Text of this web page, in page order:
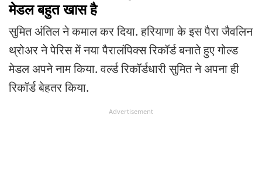
मेडल बहुत खास है
सुमित अंतिल ने कमाल कर दिया. हरियाणा के इस पैरा जैवलिन
थ्रोअर ने पेरिस में नया पैरालंपिक्स रिकॉर्ड बनाते हुए गोल्ड
मेडल अपने नाम किया. वर्ल्ड रिकॉर्डधारी सुमित ने अपना ही
रिकॉर्ड बेहतर किया.
Advertisement